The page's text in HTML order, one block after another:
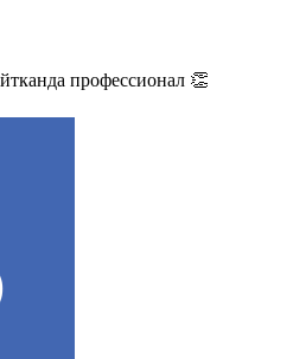
профессионал 👏